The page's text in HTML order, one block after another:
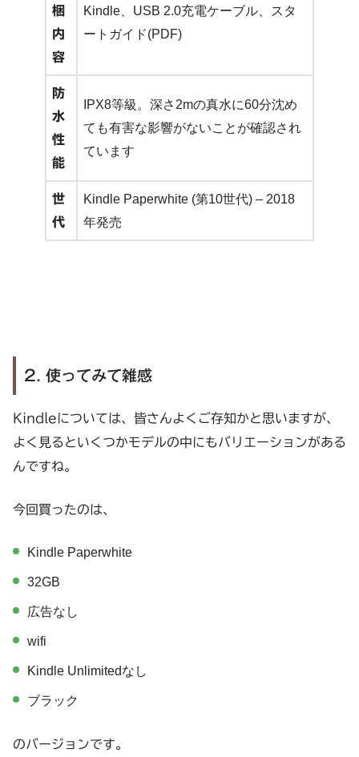
梱
内
容
Kindle、USB 2.0充電ケーブル、スタ
ートガイド(PDF)
防
水
性
能
IPX8等級。深さ2mの真水に60分沈め
ても有害な影響がないことが確認され
ています
世
代
Kindle Paperwhite (第10世代) – 2018
年発売
2. 使ってみて雑感
Kindleについては、皆さんよくご存知かと思いますが、
よく見るといくつかモデルの中にもバリエーションがある
んですね。
今回買ったのは、
Kindle Paperwhite
32GB
広告なし
wifi
Kindle Unlimitedなし
ブラック
のバージョンです。